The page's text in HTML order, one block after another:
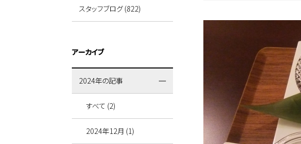
スタッフブログ (822)
アーカイブ
2024年の記事
すべて (2)
2024年12月 (1)